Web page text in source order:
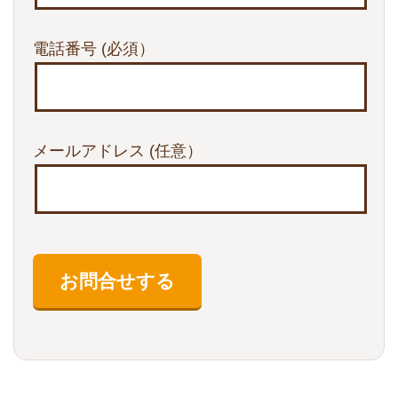
電話番号 (必須）
メールアドレス (任意）